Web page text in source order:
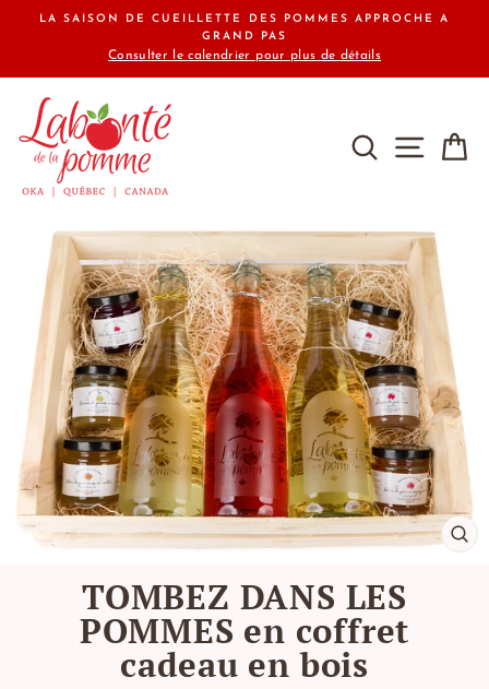
Passer
LA SAISON DE CUEILLETTE DES POMMES APPROCHE A
GRAND PAS
Consulter le calendrier pour plus de détails
TOMBEZ DANS LES
POMMES en coffret
cadeau en bois